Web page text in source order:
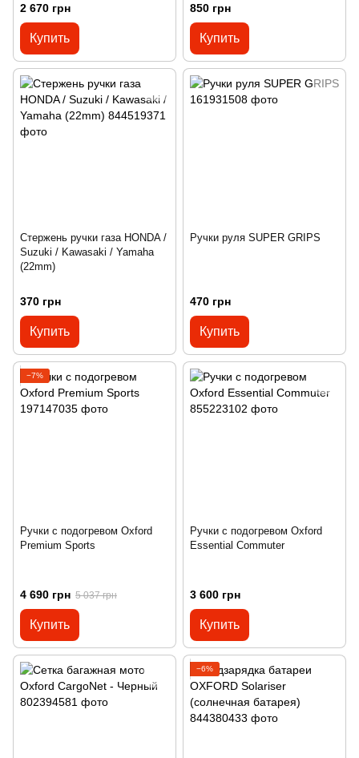
2 670 грн
Купить
850 грн
Купить
Стержень ручки газа HONDA /
Suzuki / Kawasaki / Yamaha
(22mm)
370 грн
Купить
Ручки руля SUPER GRIPS
470 грн
Купить
−7%
Ручки с подогревом Oxford
Premium Sports
4 690 грн 5 037 грн
Купить
Ручки с подогревом Oxford
Essential Commuter
3 600 грн
Купить
−6%